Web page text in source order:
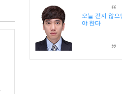
오늘 걷지 않
야 한다